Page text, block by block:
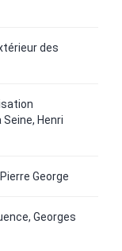
des
Henri
George
Georges